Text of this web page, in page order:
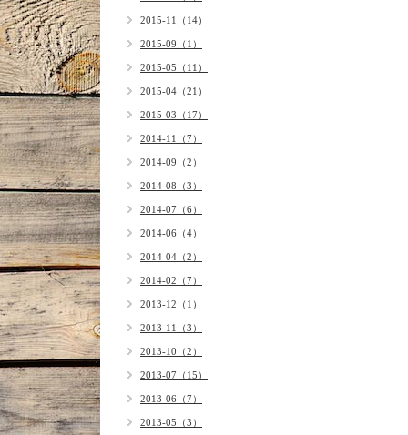
2015-11（14）
2015-09（1）
2015-05（11）
2015-04（21）
2015-03（17）
2014-11（7）
2014-09（2）
2014-08（3）
2014-07（6）
2014-06（4）
2014-04（2）
2014-02（7）
2013-12（1）
2013-11（3）
2013-10（2）
2013-07（15）
2013-06（7）
2013-05（3）